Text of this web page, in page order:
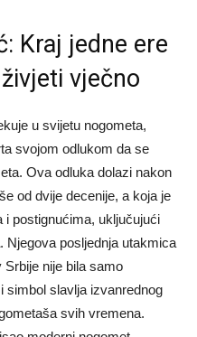
Kraj jedne ere
vječno
u svijetu nogometa,
svojom odlukom da se
Ova odluka dolazi nakon
od dvije decenije, a koja je
i postignućima, uključujući
. Njegova posljednja utakmica
nije bila samo
simbol slavlja izvanrednog
svih vremena.